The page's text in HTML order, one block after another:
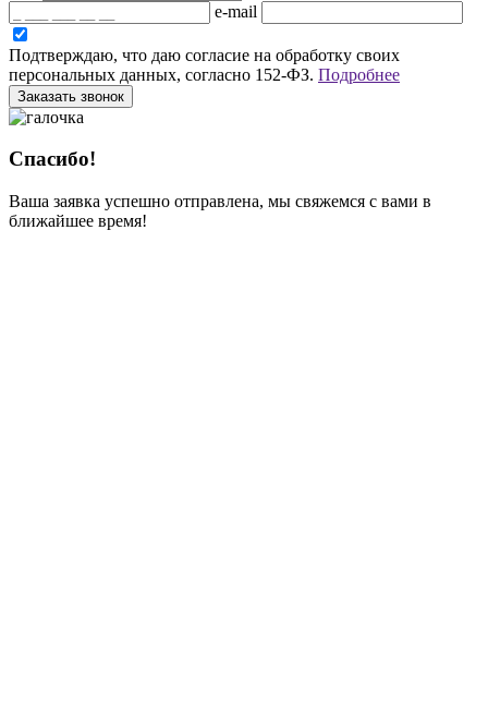
e-mail
Подтверждаю, что даю согласие на обработку своих
персональных данных, согласно 152-ФЗ. Подробнее
Заказать звонок
Спасибо!
Ваша заявка успешно отправлена, мы свяжемся с вами в
ближайшее время!